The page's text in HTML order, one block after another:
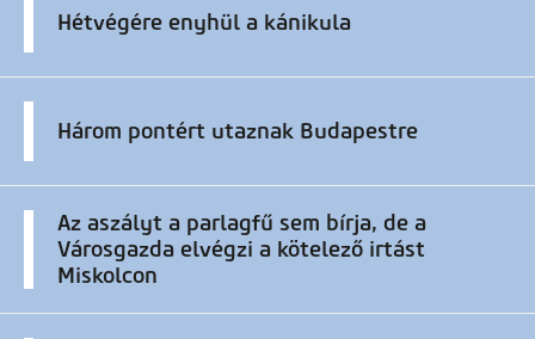
Hétvégére enyhül a kánikula
Három pontért utaznak Budapestre
Az aszályt a parlagfű sem bírja, de a
Városgazda elvégzi a kötelező irtást
Miskolcon